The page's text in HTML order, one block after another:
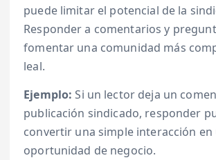
puede limitar el potencial de la
Responder a comentarios y
fomentar una comunidad más
leal.
Ejemplo: Si un lector deja un
publicación sindicado, responder
convertir una simple interacción en
oportunidad de negocio.